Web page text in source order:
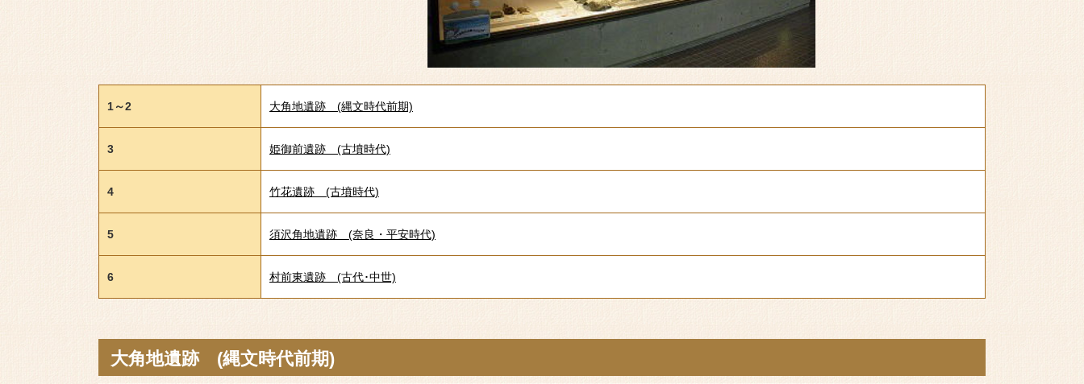
1～2 大角地遺跡 (縄文時代前期)
3 姫御前遺跡 (古墳時代)
4 竹花遺跡 (古墳時代)
5 須沢角地遺跡 (奈良・平安時代)
6 村前東遺跡 (古代･中世)
大角地遺跡 (縄文時代前期)